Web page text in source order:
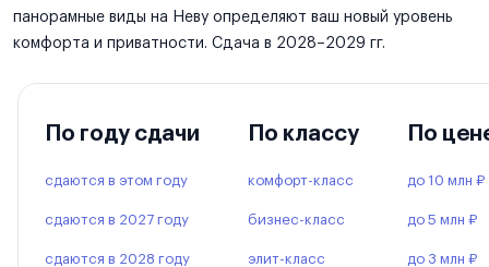
панорамные виды на Неву определяют ваш новый уровень
комфорта и приватности. Сдача в 2028–2029 гг.
По году сдачи
сдаются в этом году
сдаются в 2027 году
сдаются в 2028 году
По классу
комфорт-класс
бизнес-класс
элит-класс
По
до 10 млн ₽
до 5 млн ₽
до 3 млн ₽